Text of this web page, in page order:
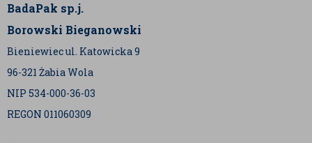
BadaPak sp.j.
Borowski Bieganowski
Bieniewiec ul. Katowicka 9
96-321 Żabia Wola
NIP 534-000-36-03
REGON 011060309